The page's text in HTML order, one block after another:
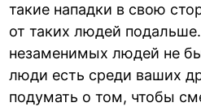
такие нападки в свою
от таких людей
незаменимых людей не
люди есть среди ваших
подумать о том, чтобы